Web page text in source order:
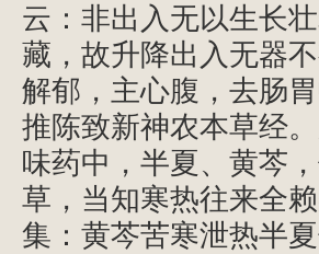
云：非出入无以生长
藏，故升降出入无器不
解郁，主心腹，去肠
推陈致新神农本草经
味药中，半夏、黄芩
草，当知寒热往来全
集：黄芩苦寒泄热半